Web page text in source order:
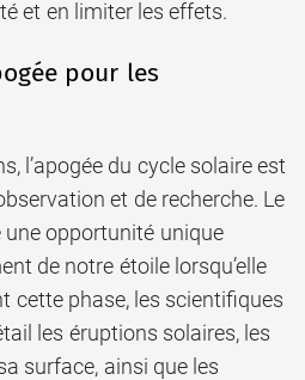
et en limiter les effets.
pour les
l’apogée du cycle solaire est
et de recherche. Le
opportunité unique
de notre étoile lorsqu’elle
cette phase, les scientifiques
les éruptions solaires, les
surface, ainsi que les